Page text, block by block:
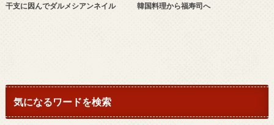
干支に因んでダルメシアンネイル 韓国料理から福寿司へ
気になるワードを検索